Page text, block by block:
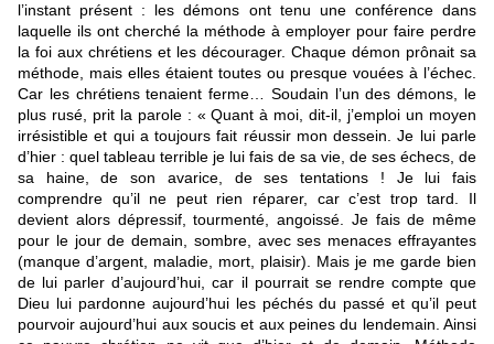
l’instant présent : les démons ont tenu une conférence dans
laquelle ils ont cherché la méthode à employer pour faire perdre
la foi aux chrétiens et les décourager. Chaque démon prônait sa
méthode, mais elles étaient toutes ou presque vouées à l’échec.
Car les chrétiens tenaient ferme… Soudain l’un des démons, le
plus rusé, prit la parole : « Quant à moi, dit-il, j’emploi un moyen
irrésistible et qui a toujours fait réussir mon dessein. Je lui parle
d’hier : quel tableau terrible je lui fais de sa vie, de ses échecs, de
sa haine, de son avarice, de ses tentations ! Je lui fais
comprendre qu’il ne peut rien réparer, car c’est trop tard. Il
devient alors dépressif, tourmenté, angoissé. Je fais de même
pour le jour de demain, sombre, avec ses menaces effrayantes
(manque d’argent, maladie, mort, plaisir). Mais je me garde bien
de lui parler d’aujourd’hui, car il pourrait se rendre compte que
Dieu lui pardonne aujourd’hui les péchés du passé et qu’il peut
pourvoir aujourd’hui aux soucis et aux peines du lendemain. Ainsi